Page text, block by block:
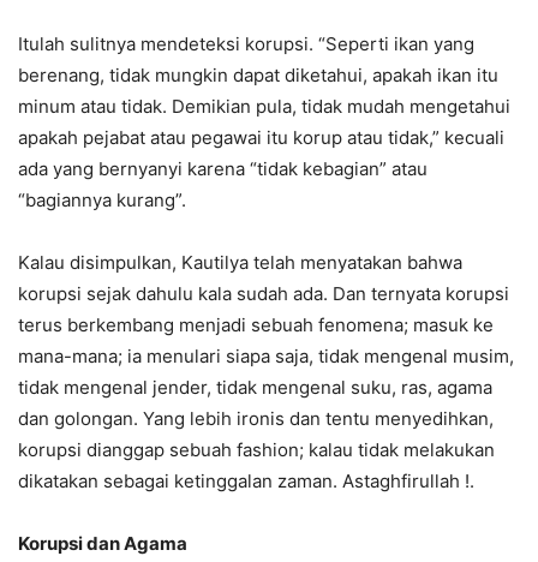
Itulah sulitnya mendeteksi korupsi. “Seperti ikan yang
berenang, tidak mungkin dapat diketahui, apakah ikan itu
minum atau tidak. Demikian pula, tidak mudah mengetahui
apakah pejabat atau pegawai itu korup atau tidak,” kecuali
ada yang bernyanyi karena “tidak kebagian” atau
“bagiannya kurang”.
Kalau disimpulkan, Kautilya telah menyatakan bahwa
korupsi sejak dahulu kala sudah ada. Dan ternyata korupsi
terus berkembang menjadi sebuah fenomena; masuk ke
mana-mana; ia menulari siapa saja, tidak mengenal musim,
tidak mengenal jender, tidak mengenal suku, ras, agama
dan golongan. Yang lebih ironis dan tentu menyedihkan,
korupsi dianggap sebuah fashion; kalau tidak melakukan
dikatakan sebagai ketinggalan zaman. Astaghfirullah !.
Korupsi dan Agama